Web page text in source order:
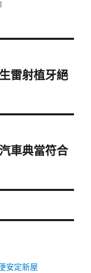
雷射植牙絕
車典當符合
安定新屋